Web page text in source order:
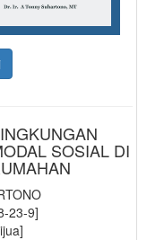
SOSIAL DI
23-9]